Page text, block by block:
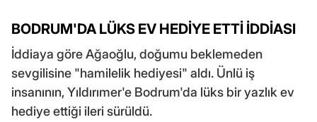
BODRUM'DA LÜKS EV HEDİYE ETTİ İDDİASI
İddiaya göre Ağaoğlu, doğumu beklemeden
sevgilisine "hamilelik hediyesi" aldı. Ünlü iş
insanının, Yıldırımer'e Bodrum'da lüks bir yazlık ev
hediye ettiği ileri sürüldü.